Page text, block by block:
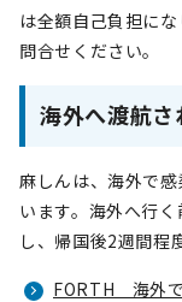
は全額自己負担に
問合せください。
海外へ渡航さ
麻しんは、海外で
います。海外へ行
し、帰国後2週間程
FORTH 海外で